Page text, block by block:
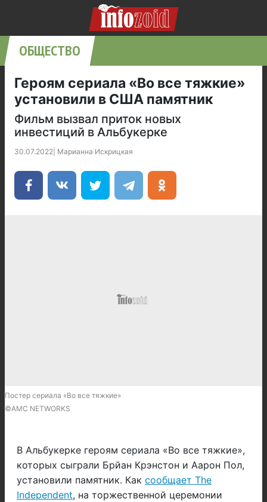
ОБЩЕСТВО
Героям сериала «Во все тяжкие»
установили в США памятник
Фильм вызвал приток новых
инвестиций в Альбукерке
30.07.2022 Марианна Искрицкая
Постер сериала «Во все тяжкие»
©AMC NETWORKS
В Альбукерке героям сериала «Во все тяжкие»,
которых сыграли Брйан Крэнстон и Аарон Пол,
установили памятник. Как сообщает The
Independent, на торжественной церемонии